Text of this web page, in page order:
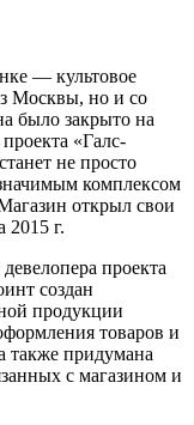
— культовое
Москвы, но и со
было закрыто на
«Галс-
не просто
комплексом
открыл свои
2015 г.
проекта
создан
продукции
товаров и
также придумана
с магазином и